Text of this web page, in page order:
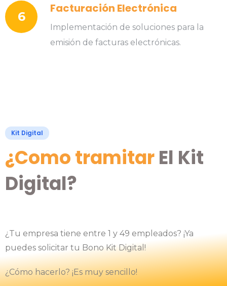
6
Facturación Electrónica
Implementación de soluciones para la
emisión de facturas electrónicas.
Kit Digital
¿Como tramitarEl Kit
Digital?
¿Tu empresa tiene entre 1 y 49 empleados? ¡Ya
puedes solicitar tu Bono Kit Digital!
¿Cómo hacerlo? ¡Es muy sencillo!